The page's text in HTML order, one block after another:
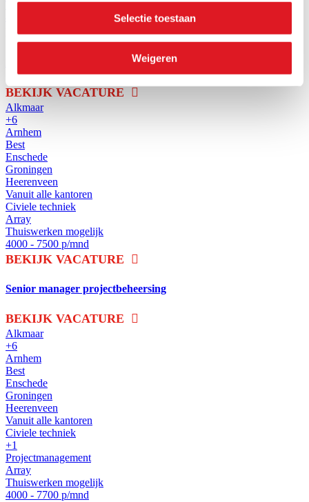
Selectie toestaan
Weigeren
Thuiswerken mogelijk
BEKIJK VACATURE
BEKIJK VACATURE
Alkmaar
+6
Arnhem
Best
Enschede
Groningen
Heerenveen
Vanuit alle kantoren
Civiele techniek
Array
Thuiswerken mogelijk
4000 - 7500 p/mnd
BEKIJK VACATURE
Senior manager projectbeheersing
BEKIJK VACATURE
Alkmaar
+6
Arnhem
Best
Enschede
Groningen
Heerenveen
Vanuit alle kantoren
Civiele techniek
+1
Projectmanagement
Array
Thuiswerken mogelijk
4000 - 7700 p/mnd